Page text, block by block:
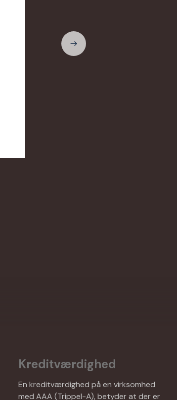
Kreditværdighed
En kreditværdighed på en virksomhed
med AAA (Trippel-A), betyder at der er